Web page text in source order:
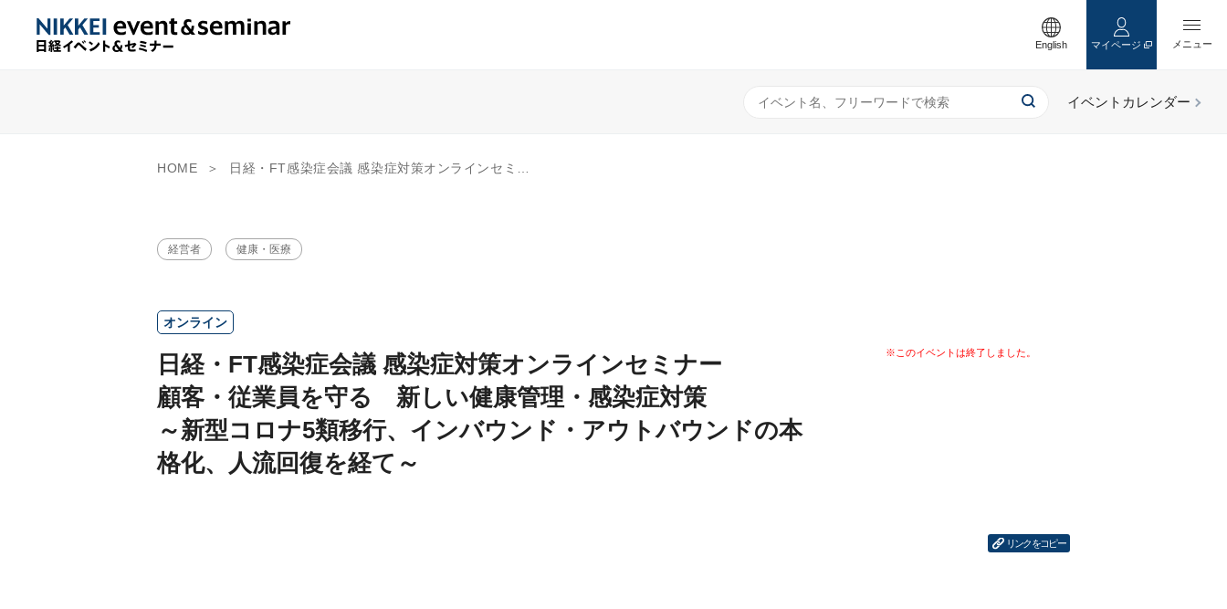
English マイページ
HOME 日経・FT感染症会議 感染症対策オンラインセミナー 顧客・従業員を守る 新しい健康管理・感染症対策 ～新型コロナ5類移行、インバウンド・アウトバウンドの本格化、人流回復を経て～
経営者 健康・医療
オンライン
日経・FT感染症会議 感染症対策オンラインセミナー
顧客・従業員を守る 新しい健康管理・感染症対策
～新型コロナ5類移行、インバウンド・アウトバウンドの本
格化、人流回復を経て～
リンクをコピー